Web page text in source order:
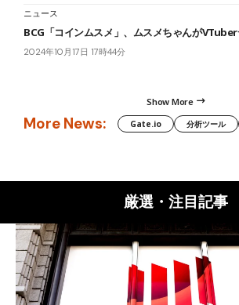
ニュース
BCG「コインムスメ」、ムスメちゃんが
2024年10月17日 17時44分
Show More
More News: Gate.io 分析ツール
厳選・注目記事